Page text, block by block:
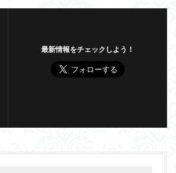
最新情報をチェックしよう！